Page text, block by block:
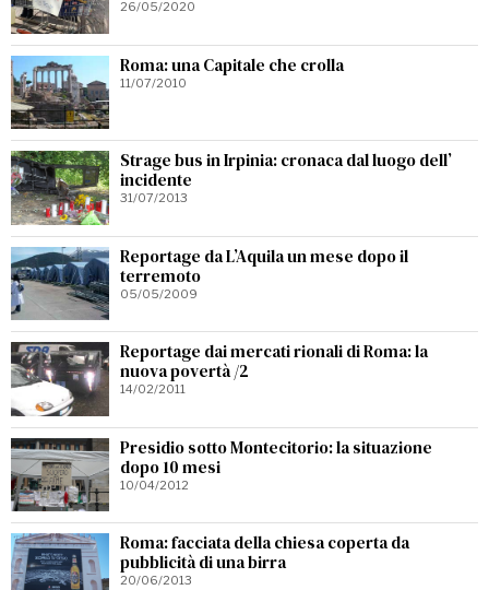
26/05/2020
Roma: una Capitale che crolla
11/07/2010
Strage bus in Irpinia: cronaca dal luogo dell’
incidente
31/07/2013
Reportage da L’Aquila un mese dopo il
terremoto
05/05/2009
Reportage dai mercati rionali di Roma: la
nuova povertà /2
14/02/2011
Presidio sotto Montecitorio: la situazione
dopo 10 mesi
10/04/2012
Roma: facciata della chiesa coperta da
pubblicità di una birra
20/06/2013